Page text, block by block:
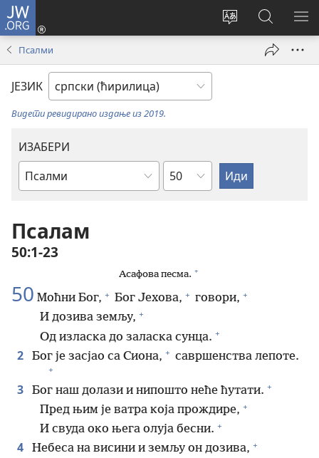
JW.ORG
Промени
Пријава
(отвара
Претрага
сајта
JW.ORG
Псалми
ЈЕЗИК
Видети ревидирано издање из 2019.
ИЗАБЕРИ
Библијска
Поглавље
Псалам
50:1-23
Асафова песма. +
50 Моћни Бог, + Бог Јехова, + говори, +
И дозива земљу, +
Од изласка до заласка сунца. +
2 Бог је засјао са Сиона, + савршенства лепоте.
+
3 Бог наш долази и нипошто неће ћутати. +
Пред њим је ватра која прождире, +
И свуда око њега олуја бесни. +
4 Небеса на висини и земљу он дозива, +